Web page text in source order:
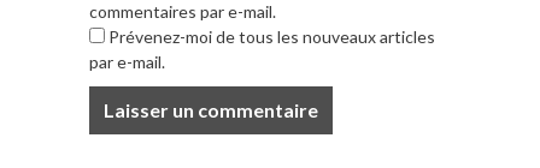
commentaires par e-mail.
Prévenez-moi de tous les nouveaux articles
par e-mail.